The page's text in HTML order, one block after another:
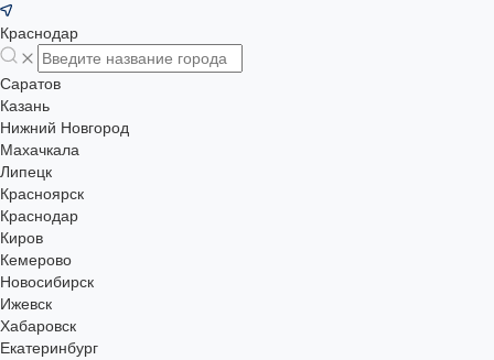
Краснодар
Саратов
Казань
Нижний Новгород
Махачкала
Липецк
Красноярск
Краснодар
Киров
Кемерово
Новосибирск
Ижевск
Хабаровск
Екатеринбург